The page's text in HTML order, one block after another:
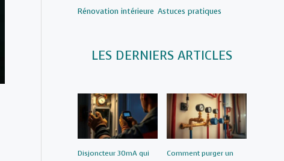
Par rapport à
Rénovation intérieure Par rapport à
Astuces pratiques
LES DERNIERS ARTICLES
Disjoncteur 30mA qui
Comment purger un